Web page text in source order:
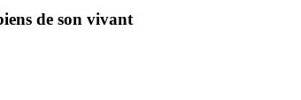
de son vivant